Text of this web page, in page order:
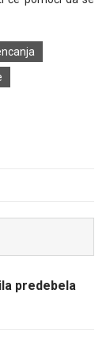
predebela